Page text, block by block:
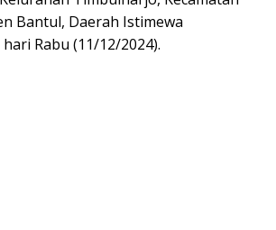
Bantul, Daerah Istimewa
Rabu (11/12/2024).